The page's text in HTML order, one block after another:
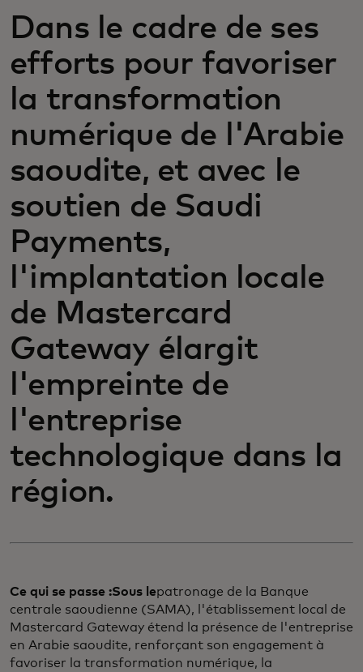
Dans le cadre de ses
efforts pour favoriser
la transformation
numérique de l'Arabie
saoudite, et avec le
soutien de Saudi
Payments,
l'implantation locale
de Mastercard
Gateway élargit
l'empreinte de
l'entreprise
technologique dans la
région.
Ce qui se passe :Sous lepatronage de la Banque
centrale saoudienne (SAMA), l'établissement local de
Mastercard Gateway étend la présence de l'entreprise
en Arabie saoudite, renforçant son engagement à
favoriser la transformation numérique, la